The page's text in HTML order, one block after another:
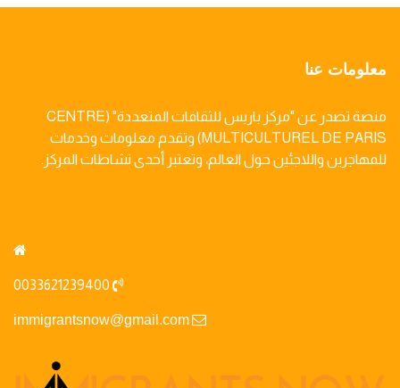
معلومات عنا
منصة تصدر عن "مركز باريس للثقافات المتعددة" (CENTRE
MULTICULTUREL DE PARIS) وتقدم معلومات وخدمات
للمهاجرين واللاجئين حول العالم، وتعتبر أحدى نشاطات المركز.
immigrantsnow@gmail.com